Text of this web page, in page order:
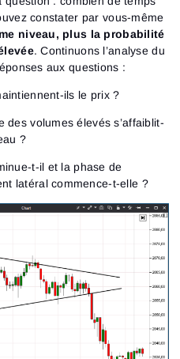
constater par vous-même
niveau, plus la probabilité
. Continuons l’analyse du
aux questions :
ils le prix ?
des volumes élevés s’affaiblit-
?
t-il et la phase de
latéral commence-t-elle ?
Mot de passe oublié ?
?S’inscrire
de passe